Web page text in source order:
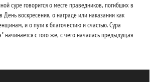
суре говорится о месте праведников, погибших в
День воскресения, о награде или наказании как
и о пути к благочестию и счастью. Сура
начинается с того же, с чего началась предыдущая